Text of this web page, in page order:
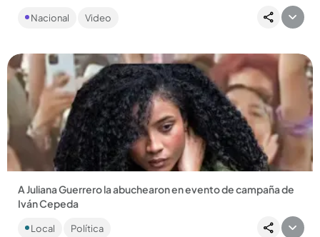
momento. ...
Nacional Video
Compartir Noticia
A Juliana Guerrero la abuchearon en evento de campaña de
Iván Cepeda
La bochornosa situación ocurrió en la plaza Alfonso Lopez de
Valledupar....
Local Política